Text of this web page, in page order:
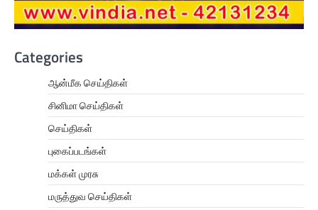
Categories
ஆன்மீக செய்திகள்
சினிமா செய்திகள்
செய்திகள்
புகைப்படங்கள்
மக்கள் முரசு
மருத்துவ செய்திகள்